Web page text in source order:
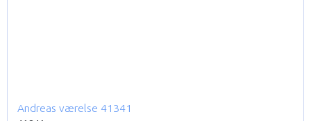
Andreas værelse 41341